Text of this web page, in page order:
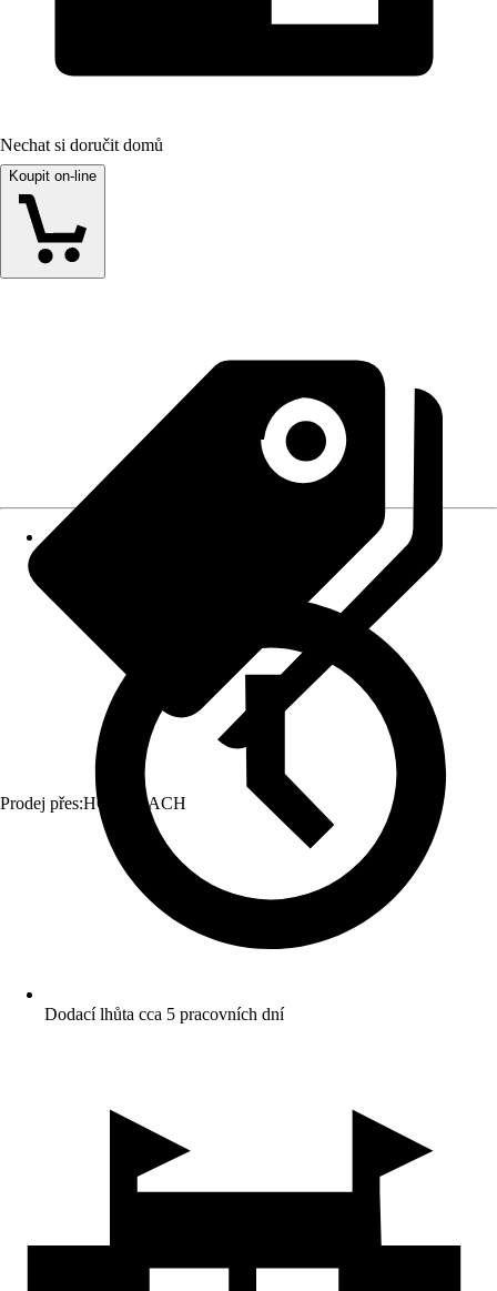
Nechat si doručit domů
Koupit on-line
Prodej přes:HORNBACH
Dodací lhůta cca 5 pracovních dní